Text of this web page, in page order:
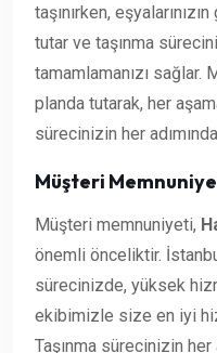
taşınırken,
tutar ve taşınma
tamamlamanızı sağlar.
planda tutarak, her
sürecinizin her
Müşteri
Müşteri memnuniyeti,
önemli önceliktir.
sürecinizde, yüksek
ekibimizle size en iyi
Taşınma sürecinizin